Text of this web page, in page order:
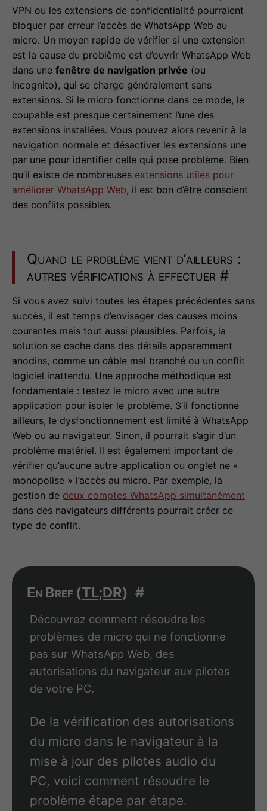
VPN ou les extensions de confidentialité pourraient
bloquer par erreur l’accès de WhatsApp Web au
micro. Un moyen rapide de vérifier si une extension
est la cause du problème est d’ouvrir WhatsApp Web
dans une fenêtre de navigation privée (ou
incognito), qui se charge généralement sans
extensions. Si le micro fonctionne dans ce mode, le
coupable est presque certainement l’une des
extensions installées. Vous pouvez alors revenir à la
navigation normale et désactiver les extensions une
par une pour identifier celle qui pose problème. Bien
qu’il existe de nombreuses extensions utiles pour
améliorer WhatsApp Web, il est bon d’être conscient
des conflits possibles.
Quand le problème vient d’ailleurs :
autres vérifications à effectuer #
Si vous avez suivi toutes les étapes précédentes sans
succès, il est temps d’envisager des causes moins
courantes mais tout aussi plausibles. Parfois, la
solution se cache dans des détails apparemment
anodins, comme un câble mal branché ou un conflit
logiciel inattendu. Une approche méthodique est
fondamentale : testez le micro avec une autre
application pour isoler le problème. S’il fonctionne
ailleurs, le dysfonctionnement est limité à WhatsApp
Web ou au navigateur. Sinon, il pourrait s’agir d’un
problème matériel. Il est également important de
vérifier qu’aucune autre application ou onglet ne «
monopolise » l’accès au micro. Par exemple, la
gestion de deux comptes WhatsApp simultanément
dans des navigateurs différents pourrait créer ce
type de conflit.
En Bref (TL;DR) #
Découvrez comment résoudre les
problèmes de micro qui ne fonctionne
pas sur WhatsApp Web, des
autorisations du navigateur aux pilotes
de votre PC.
De la vérification des autorisations
du micro dans le navigateur à la
mise à jour des pilotes audio du
PC, voici comment résoudre le
problème étape par étape.